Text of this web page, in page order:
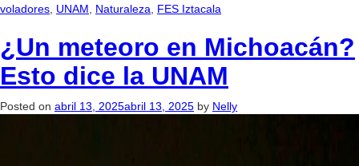
voladores UNAM Naturaleza FES Iztacala
¿Un meteoro en Michoacán?
Esto dice la UNAM
Posted on abril 13, 2025abril 13, 2025 by Nelly